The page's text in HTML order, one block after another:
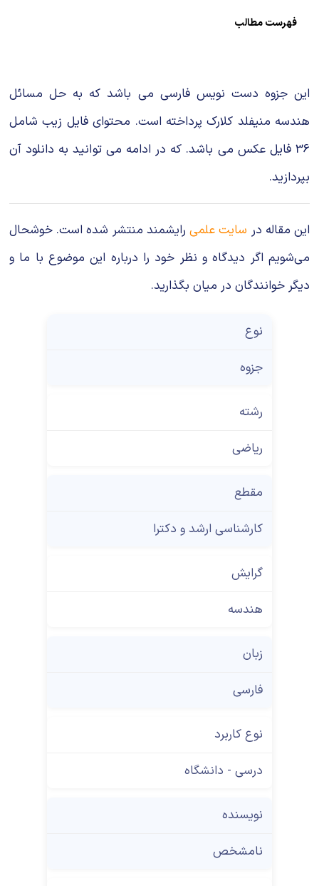
فهرست مطالب
این جزوه دست نویس فارسی می باشد که به حل مسائل
هندسه منیفلد کلارک پرداخته است. محتوای فایل زیب شامل
36 فایل عکس می باشد. که در ادامه می توانید به دانلود آن
بپردازید.
این مقاله در سایت علمیرایشمند منتشر شده است. خوشحال
می‌شویم اگر دیدگاه و نظر خود را درباره این موضوع با ما و
دیگر خوانندگان در میان بگذارید.
نوع
جزوه
رشته
ریاضی
مقطع
کارشناسی ارشد و دکترا
گرایش
هندسه
زبان
فارسی
نوع کاربرد
درسی - دانشگاه
نویسنده
نامشخص
شیمی عمومی
شیمی سبز